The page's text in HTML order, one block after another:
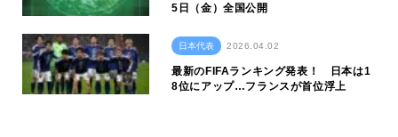
5日（金）全国公開
日本代表 2026.04.02
最新のFIFAランキング発表！ 日本は1
8位にアップ…フランスが首位浮上